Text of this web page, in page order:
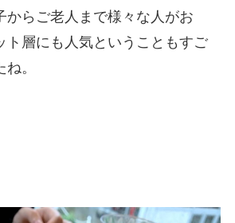
からご老人まで様々な人がお
ト層にも人気ということもすご
。